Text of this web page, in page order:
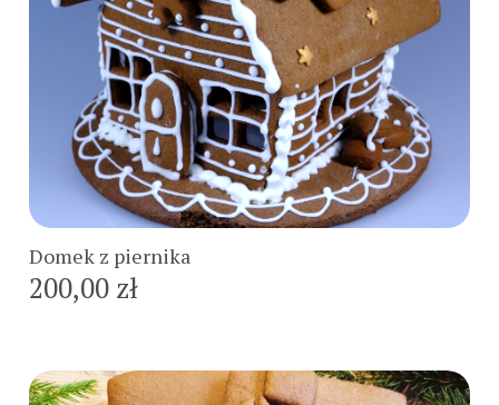
Domek z piernika
200,00 zł
Do koszyka